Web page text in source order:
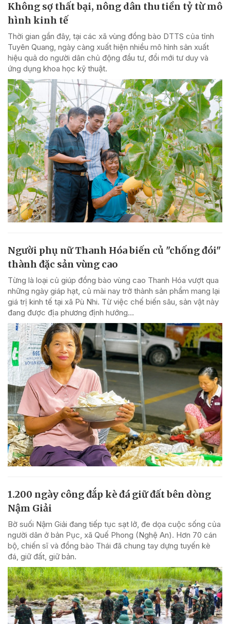
Không sợ thất bại, nông dân thu tiền tỷ từ mô
hình kinh tế
Thời gian gần đây, tại các xã vùng đồng bào DTTS của tỉnh
Tuyên Quang, ngày càng xuất hiện nhiều mô hình sản xuất
hiệu quả do người dân chủ động đầu tư, đổi mới tư duy và
ứng dụng khoa học kỹ thuật.
Người phụ nữ Thanh Hóa biến củ "chống đói"
thành đặc sản vùng cao
Từng là loại củ giúp đồng bào vùng cao Thanh Hóa vượt qua
những ngày giáp hạt, củ mài nay trở thành sản phẩm mang lại
giá trị kinh tế tại xã Pù Nhi. Từ việc chế biến sâu, sản vật này
đang được địa phương định hướng...
1.200 ngày công đắp kè đá giữ đất bên dòng
Nậm Giải
Bờ suối Nậm Giải đang tiếp tục sạt lở, đe dọa cuộc sống của
người dân ở bản Pục, xã Quế Phong (Nghệ An). Hơn 70 cán
bộ, chiến sĩ và đồng bào Thái đã chung tay dựng tuyến kè
đá, giữ đất, giữ bản.